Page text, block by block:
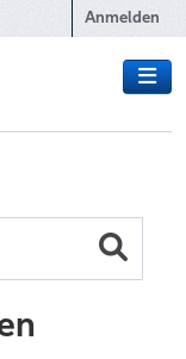
Anmelden